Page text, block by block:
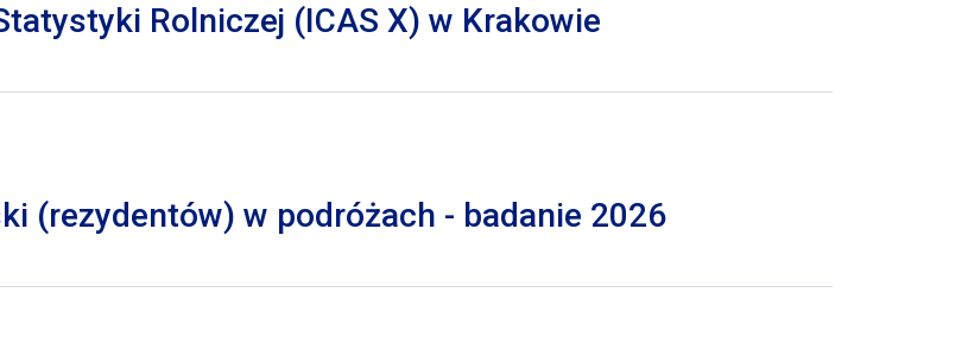
Rolniczej (ICAS X) w Krakowie
(rezydentów) w podróżach - badanie 2026